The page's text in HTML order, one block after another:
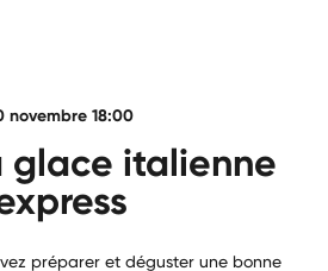
novembre 18:00
glace italienne
préparer et déguster une bonne